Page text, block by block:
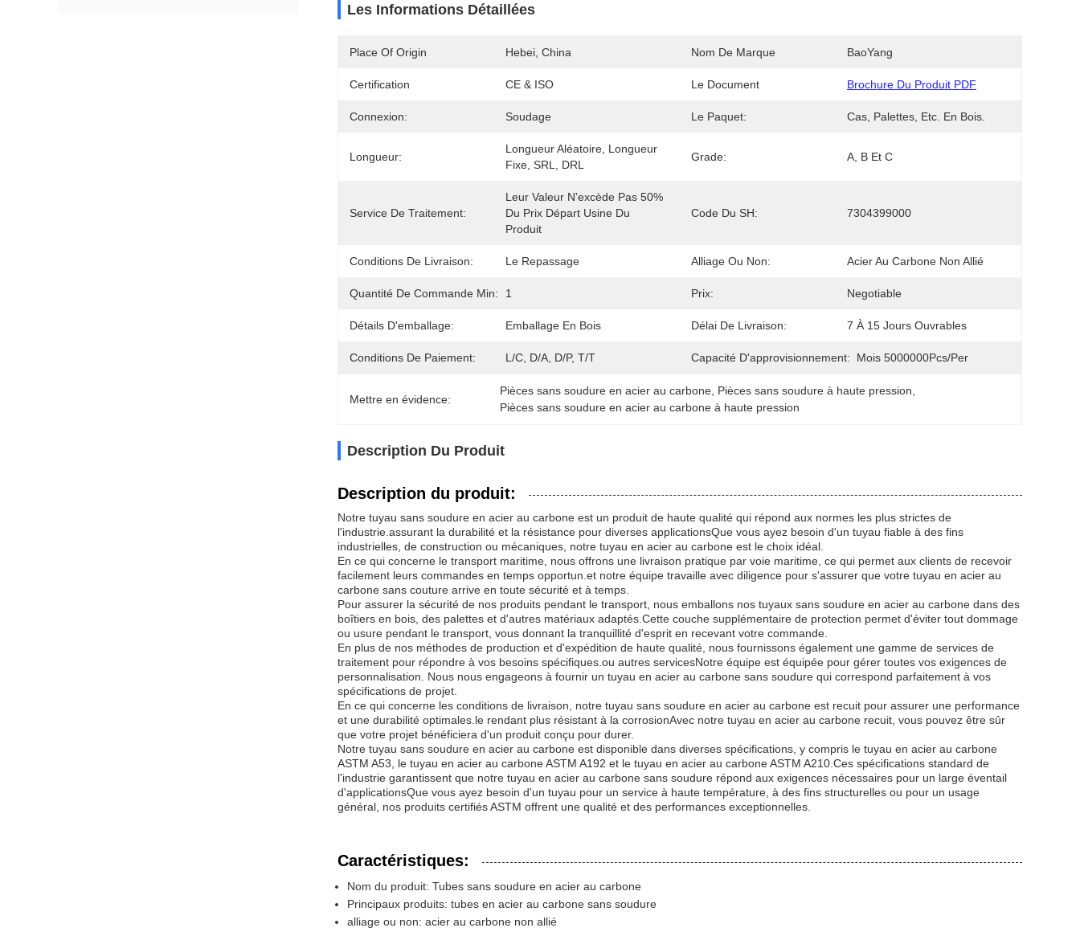
Les Informations Détaillées
Place Of Origin Hebei, China Nom De Marque BaoYang
Certification CE & ISO Le Document Brochure Du Produit PDF
Connexion: Soudage Le Paquet: Cas, Palettes, Etc. En Bois.
Longueur:
Longueur Aléatoire, Longueur
Fixe, SRL, DRL
Grade: A, B Et C
Service De Traitement:
Leur Valeur N'excède Pas 50%
Du Prix Départ Usine Du
Produit
Code Du SH: 7304399000
Conditions De Livraison: Le Repassage Alliage Ou Non: Acier Au Carbone Non Allié
Quantité De Commande Min: 1 Prix: Negotiable
Détails D'emballage: Emballage En Bois Délai De Livraison: 7 À 15 Jours Ouvrables
Conditions De Paiement: L/C, D/A, D/P, T/T Capacité D'approvisionnement: Mois 5000000Pcs/Per
Mettre en évidence:
Pièces sans soudure en acier au carbone Pièces sans soudure à haute pression
Pièces sans soudure en acier au carbone à haute pression
Description Du Produit
Description du produit:
Notre tuyau sans soudure en acier au carbone est un produit de haute qualité qui répond aux normes les plus strictes de
l'industrie.assurant la durabilité et la résistance pour diverses applicationsQue vous ayez besoin d'un tuyau fiable à des fins
industrielles, de construction ou mécaniques, notre tuyau en acier au carbone est le choix idéal.
En ce qui concerne le transport maritime, nous offrons une livraison pratique par voie maritime, ce qui permet aux clients de recevoir
facilement leurs commandes en temps opportun.et notre équipe travaille avec diligence pour s'assurer que votre tuyau en acier au
carbone sans couture arrive en toute sécurité et à temps.
Pour assurer la sécurité de nos produits pendant le transport, nous emballons nos tuyaux sans soudure en acier au carbone dans des
boîtiers en bois, des palettes et d'autres matériaux adaptés.Cette couche supplémentaire de protection permet d'éviter tout dommage
ou usure pendant le transport, vous donnant la tranquillité d'esprit en recevant votre commande.
En plus de nos méthodes de production et d'expédition de haute qualité, nous fournissons également une gamme de services de
traitement pour répondre à vos besoins spécifiques.ou autres servicesNotre équipe est équipée pour gérer toutes vos exigences de
personnalisation. Nous nous engageons à fournir un tuyau en acier au carbone sans soudure qui correspond parfaitement à vos
spécifications de projet.
En ce qui concerne les conditions de livraison, notre tuyau sans soudure en acier au carbone est recuit pour assurer une performance
et une durabilité optimales.le rendant plus résistant à la corrosionAvec notre tuyau en acier au carbone recuit, vous pouvez être sûr
que votre projet bénéficiera d'un produit conçu pour durer.
Notre tuyau sans soudure en acier au carbone est disponible dans diverses spécifications, y compris le tuyau en acier au carbone
ASTM A53, le tuyau en acier au carbone ASTM A192 et le tuyau en acier au carbone ASTM A210.Ces spécifications standard de
l'industrie garantissent que notre tuyau en acier au carbone sans soudure répond aux exigences nécessaires pour un large éventail
d'applicationsQue vous ayez besoin d'un tuyau pour un service à haute température, à des fins structurelles ou pour un usage
général, nos produits certifiés ASTM offrent une qualité et des performances exceptionnelles.
Caractéristiques:
Nom du produit: Tubes sans soudure en acier au carbone
Principaux produits: tubes en acier au carbone sans soudure
alliage ou non: acier au carbone non allié